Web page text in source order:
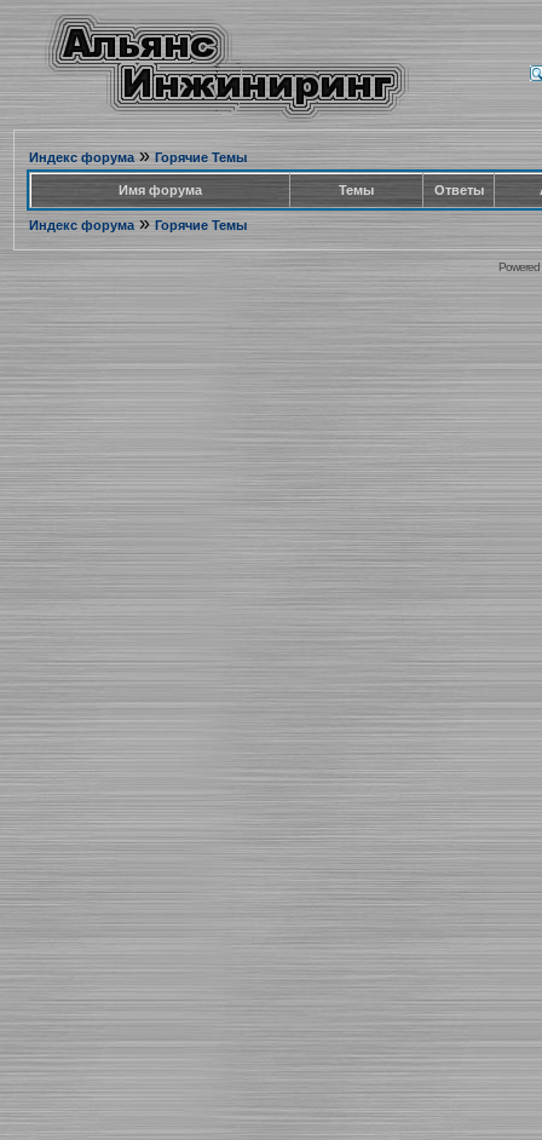
Индекс форума» Горячие Темы
Имя форума Темы Ответы
Индекс форума» Горячие Темы